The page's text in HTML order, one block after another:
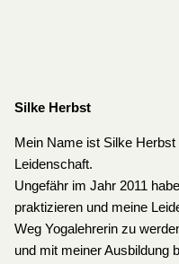
Silke Herbst
Mein Name ist Silke
Leidenschaft.
Ungefähr im Jahr 2011
praktizieren und meine
Weg Yogalehrerin zu
und mit meiner Ausbildung